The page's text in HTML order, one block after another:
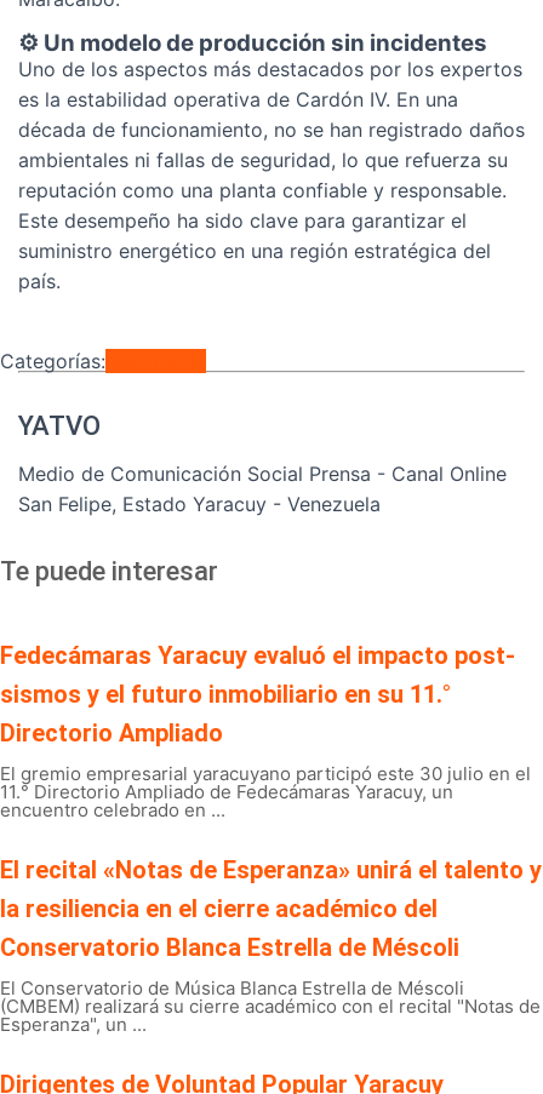
⚙️ Un modelo de producción sin incidentes
Uno de los aspectos más destacados por los expertos
es la estabilidad operativa de Cardón IV. En una
década de funcionamiento, no se han registrado daños
ambientales ni fallas de seguridad, lo que refuerza su
reputación como una planta confiable y responsable.
Este desempeño ha sido clave para garantizar el
suministro energético en una región estratégica del
país.
Categorías:
YATVO
Medio de Comunicación Social Prensa - Canal Online
San Felipe, Estado Yaracuy - Venezuela
Te puede interesar
Fedecámaras Yaracuy evaluó el impacto post-
sismos y el futuro inmobiliario en su 11.°
Directorio Ampliado
El gremio empresarial yaracuyano participó este 30 julio en el
11.° Directorio Ampliado de Fedecámaras Yaracuy, un
encuentro celebrado en ...
El recital «Notas de Esperanza» unirá el talento y
la resiliencia en el cierre académico del
Conservatorio Blanca Estrella de Méscoli
El Conservatorio de Música Blanca Estrella de Méscoli
(CMBEM) realizará su cierre académico con el recital "Notas de
Esperanza", un ...
Dirigentes de Voluntad Popular Yaracuy